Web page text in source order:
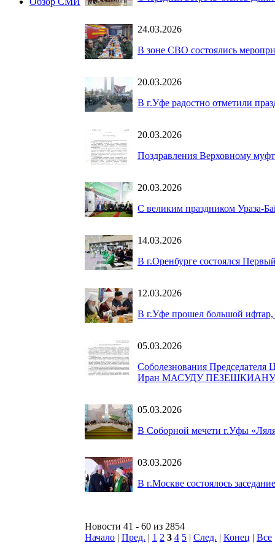
24.03.2026
В зоне СВО состоялись
20.03.2026
В г.Уфе радостно отметили
20.03.2026
Поздравления Верховному
20.03.2026
С великим праздником Ураза-
14.03.2026
В г.Оренбурге состоялся
12.03.2026
В г.Уфе прошел большой ифтар,
05.03.2026
Соболезнования
Иран МАСУДУ ПЕЗЕШКИАНУ
05.03.2026
В Соборной мечети г.Уфы
03.03.2026
В г.Москве состоялось
Новости 41 - 60 из 2854
Начало | Пред. | 1 2 3 4 5 | След. | Конец | Все